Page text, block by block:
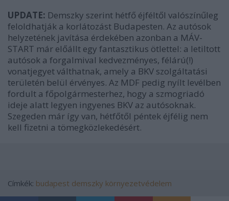
UPDATE: Demszky szerint hétfő éjféltől valószínűleg
feloldhatják a korlátozást Budapesten. Az autósok
helyzetének javítása érdekében azonban a MÁV-
START már előállt egy fantasztikus ötlettel: a letiltott
autósok a forgalmival kedvezményes, félárú(!)
vonatjegyet válthatnak, amely a BKV szolgáltatási
területén belül érvényes. Az MDF pedig nyílt levélben
fordult a főpolgármesterhez, hogy a szmogriadó
ideje alatt legyen ingyenes BKV az autósoknak.
Szegeden már így van, hétfőtől péntek éjfélig nem
kell fizetni a tömegközlekedésért.
Címkék: budapest demszky környezetvédelem